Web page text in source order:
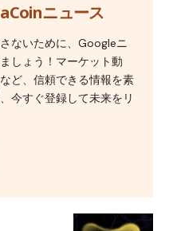
ニュース
ないために、Googleニ
しょう！マーケット動
ど、信頼できる情報を素
今すぐ登録して未来をリ